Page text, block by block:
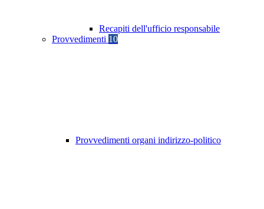
Recapiti dell'ufficio responsabile
Provvedimenti 10
Provvedimenti organi indirizzo-politico